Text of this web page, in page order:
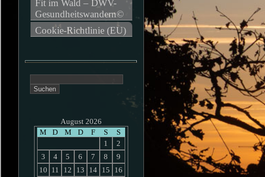
Fit im Wald – DWV-
Gesundheitswandern©
Cookie-Richtlinie (EU)
nach:
August 2026
M
D M D F S
S
1
2
3
4 5 6 7 8
9
10
11 12 13 14 15
16